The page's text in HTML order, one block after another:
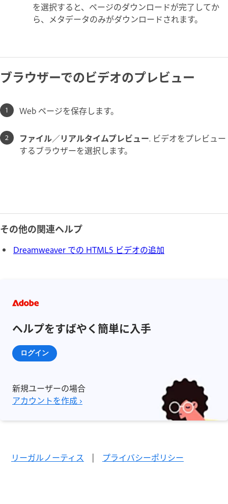
を選択すると、ページのダウンロードが完了してか
ら、メタデータのみがダウンロードされます。
ブラウザーでのビデオのプレビュー
Web ページを保存します。
ファイル／リアルタイムプレビュー. ビデオをプレビュー
するブラウザーを選択します。
その他の関連ヘルプ
Dreamweaver での HTML5 ビデオの追加
ヘルプをすばやく簡単に入手
ログイン
新規ユーザーの場合
アカウントを作成 ›
リーガルノーティス | プライバシーポリシー